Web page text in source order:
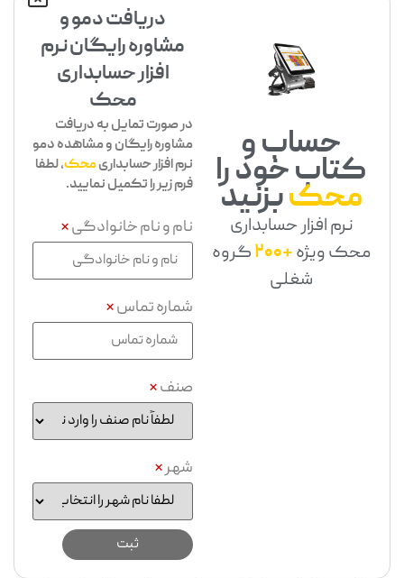
حساب و
کتاب خود را
محکبزنید
نرم افزار حسابداری
محک ویژه+200
گروه
شغلی
دریافت دمو و
مشاوره رایگان نرم
افزار حسابداری
محک
در صورت تمایل به دریافت
مشاوره رایگان و مشاهده دمو
نرم افزار حسابداریمحک، لطفا
فرم زیر را تکمیل نمایید.
نام و نام خانوادگی*
شماره تماس*
صنف*
شهر*